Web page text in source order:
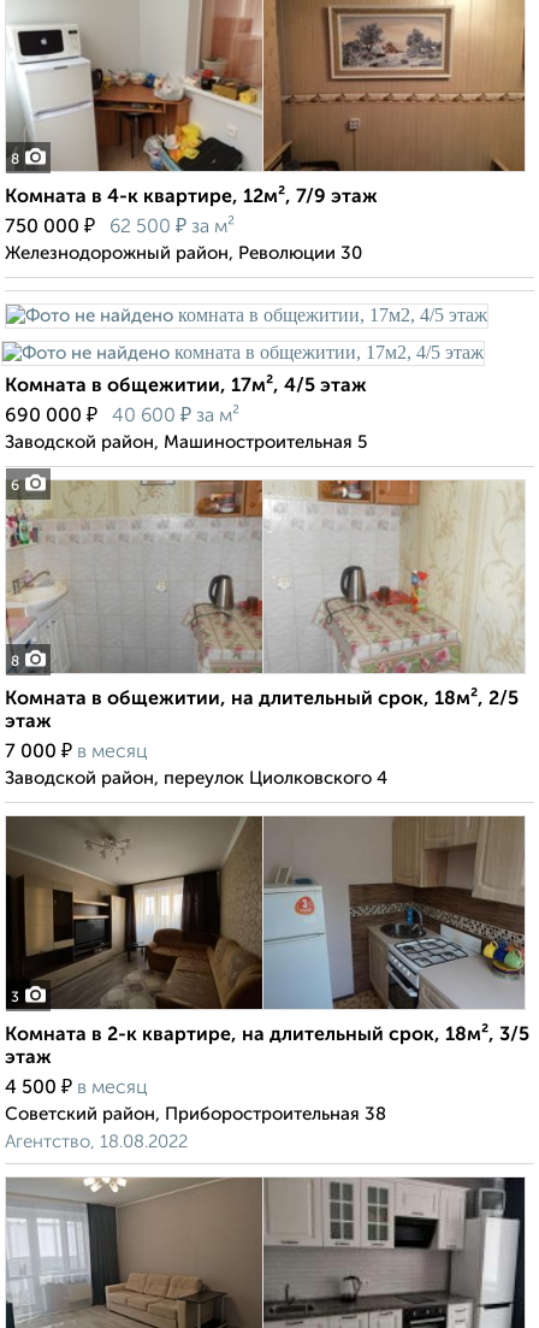
8
Комната в 4-к квартире, 12м², 7/9 этаж
750 000 ₽ 62 500 ₽ за м²
Железнодорожный район, Революции 30
6
Комната в общежитии, 17м², 4/5 этаж
690 000 ₽ 40 600 ₽ за м²
Заводской район, Машиностроительная 5
8
Комната в общежитии, на длительный срок, 18м², 2/5
этаж
7 000 ₽ в месяц
Заводской район, переулок Циолковского 4
3
Комната в 2-к квартире, на длительный срок, 18м², 3/5
этаж
4 500 ₽ в месяц
Советский район, Приборостроительная 38
Агентство, 18.08.2022